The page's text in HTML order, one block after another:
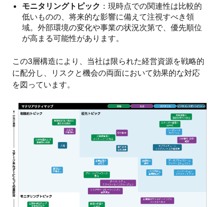
モニタリングトピック ：現時点での関連性は比較的
低いものの、将来的な影響に備えて注視すべき領
域。外部環境の変化や事業の状況次第で、優先順位
が高まる可能性があります。
この3層構造により、当社は限られた経営資源を戦略的
に配分し、リスクと機会の両面において効果的な対応
を図っています。
画
像